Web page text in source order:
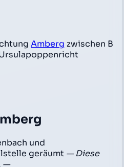
Amberg zwischen B
und
geräumt — Diese
—